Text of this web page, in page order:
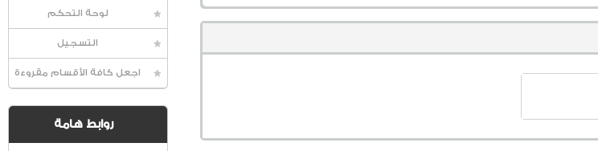
لوحة التحكم
التسجيل
اجعل كافة الأقسام مقروءة
روابط هامة